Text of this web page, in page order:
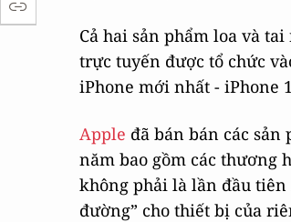
Cả hai sản phẩm loa và
trực tuyến được tổ chức
iPhone mới nhất - iPhone
Apple đã bán bán các
năm bao gồm các thương
không phải là lần đầu tiên
đường” cho thiết bị của